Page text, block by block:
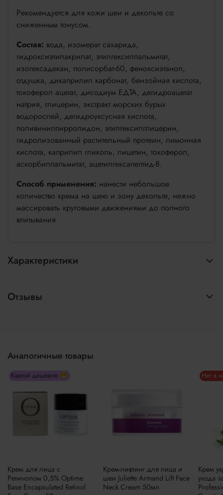
Рекомендуется для кожи шеи и декольте со
сниженным тонусом.
Состав: вода, изомерат сахарида,
гидроксиэтилакрилат, этилгексилпальмитат,
изогексадекан, полисорбат-60, феноксиэтанол,
отдушка, дикаприлил карбонат, бензойная кислота,
токоферол ацетат, дисодиум ЕДТА, дегидроацетат
натрия, глицерин, экстракт морских бурых
водорослей, дегидроуксусная кислота,
поливинилпирролидон, этилгексилглицерин,
гидролизованный растительный протеин, лимонная
кислота, каприлил гликоль, лицетин, токоферол,
аскорбилпальмитат, ацетилгексапептид-8.
Способ применения: нанести небольшое
количество крема на шею и зону декольте, нежно
массировать круговыми движениями до полного
впитывания
Характеристики
Отзывы
Аналогичные товары
Картой дешевле 😁
Крем для лица с
Ретинолом 0,5% Optime
Base Encapsulated Retinol
Крем-лифтинг для лица и
шеи Juliette Armand Lift Face
Neck Cream 50мл
Нет в
Крем
ухода